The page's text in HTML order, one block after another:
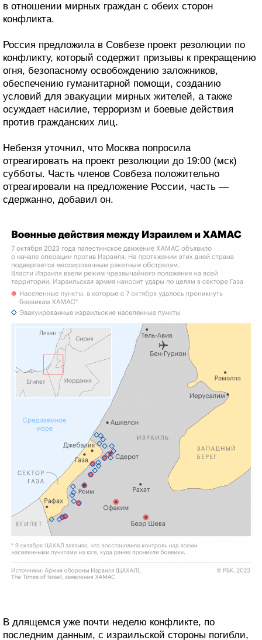
в отношении мирных граждан с обеих сторон
конфликта.
Россия предложила в Совбезе проект резолюции по
конфликту, который содержит призывы к прекращению
огня, безопасному освобождению заложников,
обеспечению гуманитарной помощи, созданию
условий для эвакуации мирных жителей, а также
осуждает насилие, терроризм и боевые действия
против гражданских лиц.
Небензя уточнил, что Москва попросила
отреагировать на проект резолюции до 19:00 (мск)
субботы. Часть членов Совбеза положительно
отреагировали на предложение России, часть —
сдержанно, добавил он.
В длящемся уже почти неделю конфликте, по
последним данным, с израильской стороны погибли,